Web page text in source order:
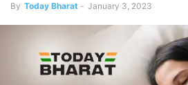
By Today Bharat - January 3, 2023